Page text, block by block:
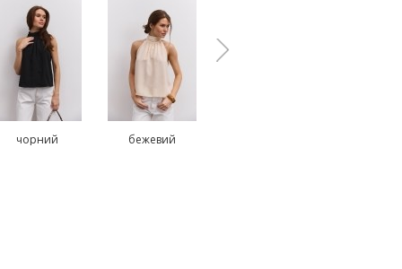
чорний бежевий